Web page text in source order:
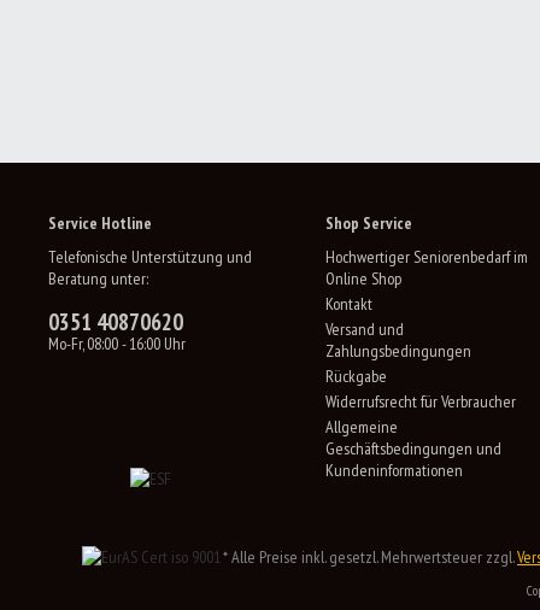
Service Hotline
Telefonische Unterstützung und
Beratung unter:
0351 40870620
Mo-Fr, 08:00 - 16:00 Uhr
Shop Service
Hochwertiger Seniorenbedarf im
Online Shop
Kontakt
Versand und
Zahlungsbedingungen
Rückgabe
Widerrufsrecht für Verbraucher
Allgemeine
Geschäftsbedingungen und
Kundeninformationen
* Alle Preise inkl. gesetzl. Mehrwertsteuer zzgl.